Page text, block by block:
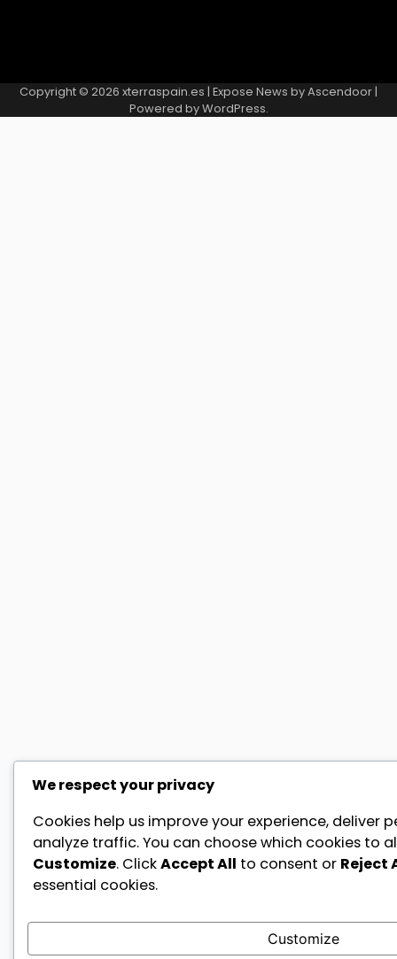
Copyright © 2026 xterraspain.es | Expose News byAscendoor|
Powered byWordPress.
We respect your privacy
Cookies help us improve your experience, deliver
analyze traffic. You can choose which cookies to
Customize. ClickAccept All to consent or Reject
essential cookies.
Customize